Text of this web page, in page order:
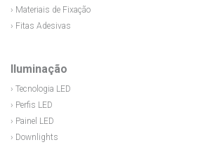
› Materiais de Fixação
› Fitas Adesivas
Iluminação
› Tecnologia LED
› Perfis LED
› Painel LED
› Downlights